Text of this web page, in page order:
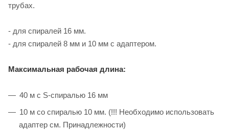
трубах.
- для спиралей 16 мм.
- для спиралей 8 мм и 10 мм с адаптером.
Максимальная рабочая длина:
40 м с S-спиралью 16 мм
10 м со спиралью 10 мм. (!!! Необходимо использовать
адаптер см. Принадлежности)